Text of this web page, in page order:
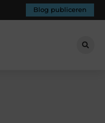
Blog publiceren